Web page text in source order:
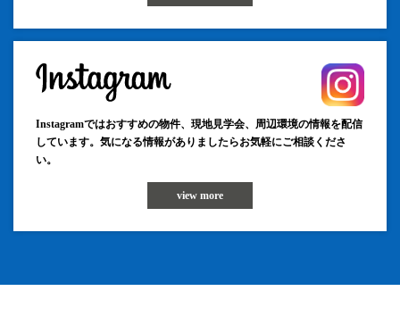
Instagramではおすすめの物件、現地見学会、周辺環境の情報を配信
しています。気になる情報がありましたらお気軽にご相談くださ
い。
view more